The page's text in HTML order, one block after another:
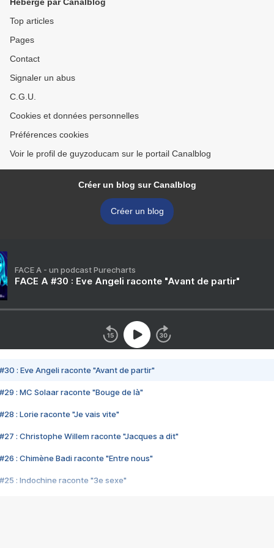
Top articles
Pages
Contact
Signaler un abus
C.G.U.
Cookies et données personnelles
Préférences cookies
Voir le profil de guyzoducam sur le portail Canalblog
Créer un blog sur Canalblog
Créer un blog
FACE A - un podcast Purecharts
FACE A #30 : Eve Angeli raconte "Avant de partir"
#30 : Eve Angeli raconte "Avant de partir"
#29 : MC Solaar raconte "Bouge de là"
#28 : Lorie raconte "Je vais vite"
#27 : Christophe Willem raconte "Jacques a dit"
#26 : Chimène Badi raconte "Entre nous"
#25 : Indochine raconte "3e sexe"